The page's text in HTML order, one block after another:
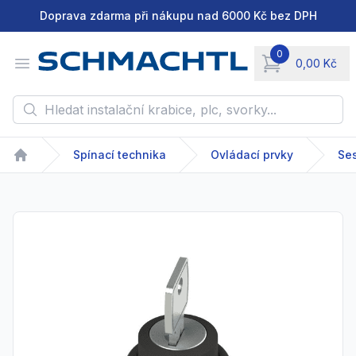
Doprava zdarma při nákupu nad 6000 Kč bez DPH
Open menu
0
0,00 Kč
items in cart,
Hledat instalační krabice, plc, svorky...
Home
Spínací technika Ovládací prvky